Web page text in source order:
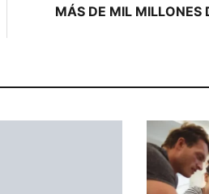
MÁS DE MIL MILLONES